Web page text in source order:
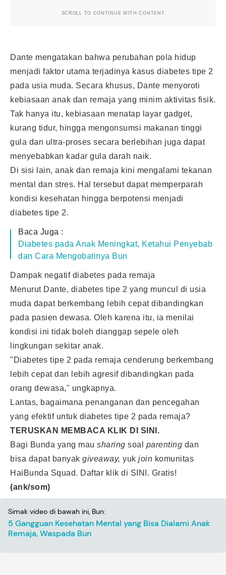
SCROLL TO CONTINUE WITH CONTENT
Dante mengatakan bahwa perubahan pola hidup
menjadi faktor utama terjadinya kasus diabetes tipe 2
pada usia muda. Secara khusus, Dante menyoroti
kebiasaan anak dan remaja yang minim aktivitas fisik.
Tak hanya itu, kebiasaan menatap layar gadget,
kurang tidur, hingga mengonsumsi makanan tinggi
gula dan ultra-proses secara berlebihan juga dapat
menyebabkan kadar gula darah naik.
Di sisi lain, anak dan remaja kini mengalami tekanan
mental dan stres. Hal tersebut dapat memperparah
kondisi kesehatan hingga berpotensi menjadi
diabetes tipe 2.
Baca Juga :
Diabetes pada Anak Meningkat, Ketahui Penyebab
dan Cara Mengobatinya Bun
Dampak negatif diabetes pada remaja
Menurut Dante, diabetes tipe 2 yang muncul di usia
muda dapat berkembang lebih cepat dibandingkan
pada pasien dewasa. Oleh karena itu, ia menilai
kondisi ini tidak boleh dianggap sepele oleh
lingkungan sekitar anak.
"Diabetes tipe 2 pada remaja cenderung berkembang
lebih cepat dan lebih agresif dibandingkan pada
orang dewasa," ungkapnya.
Lantas, bagaimana penanganan dan pencegahan
yang efektif untuk diabetes tipe 2 pada remaja?
TERUSKAN MEMBACA KLIK DI SINI.
Bagi Bunda yang mau sharing soal parenting dan
bisa dapat banyak giveaway, yuk join komunitas
HaiBunda Squad. Daftar klik di SINI . Gratis!
(ank/som)
Simak video di bawah ini, Bun:
5 Gangguan Kesehatan Mental yang Bisa Dialami Anak
Remaja, Waspada Bun